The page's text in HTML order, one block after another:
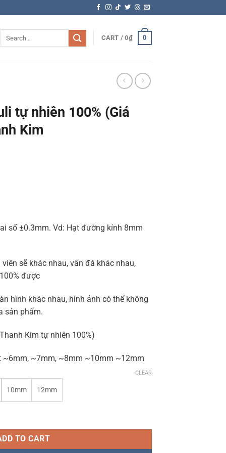
CART /0₫ 0
tự nhiên 100% (Giá
Kim
số ±0.3mm. Vd: Hạt đường kính 8mm
sẽ khác nhau, vân đá khác nhau,
được
hình khác nhau, hình ảnh có thể không
sản phẩm.
Kim tự nhiên 100%)
~7mm, ~8mm ~10mm ~12mm
10mm 12mm
CLEAR
(Giá bán 1 hạt) Đá Thanh Kim quantity
TO CART